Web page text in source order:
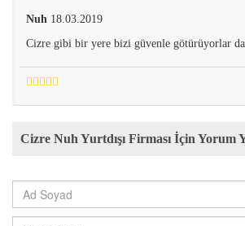
Nuh 18.03.2019
Cizre gibi bir yere bizi güvenle götürüyorlar
Cizre Nuh Yurtdışı Firması İçin Yorum